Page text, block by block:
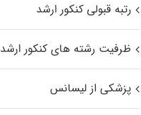
رتبه قبولی کنکور ارشد
ظرفیت رشته های کنکور ارشد
پزشکی از لیسانس